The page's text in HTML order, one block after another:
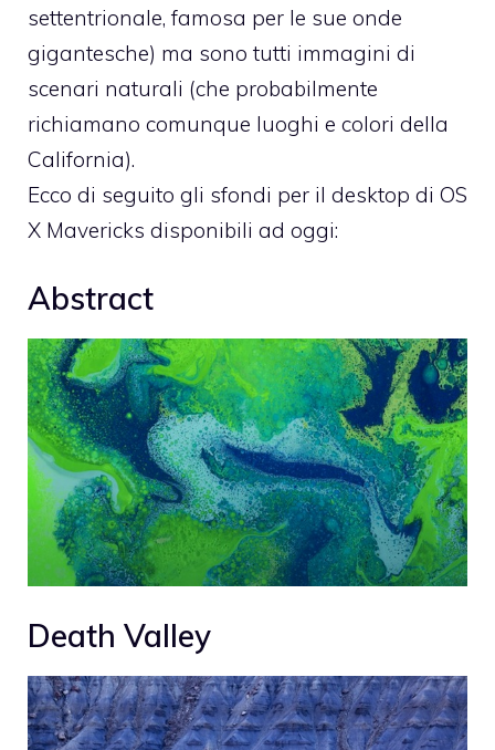
settentrionale, famosa per le sue onde
gigantesche) ma sono tutti immagini di
scenari naturali (che probabilmente
richiamano comunque luoghi e colori della
California).
Ecco di seguito gli sfondi per il desktop di OS
X Mavericks disponibili ad oggi:
Abstract
Death Valley